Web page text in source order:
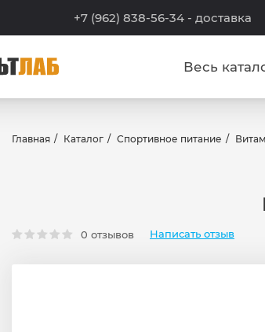
+7 (962) 838-56-34 - доставка
Весь
Главная Каталог Спортивное питание
0 отзывов Написать отзыв